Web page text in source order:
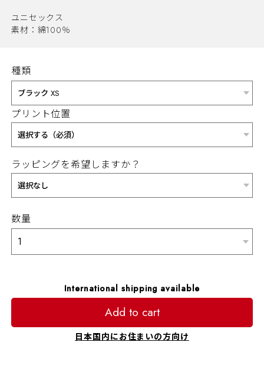
ユニセックス
素材：綿100％
種類
プリント位置
ラッピングを希望しますか？
数量
International shipping available
Add to cart
日本国内にお住まいの方向け